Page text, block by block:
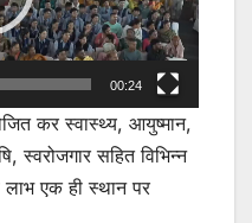
00:24
कर स्वास्थ्य, आयुष्मान,
सहित विभिन्न
लाभ एक ही स्थान पर